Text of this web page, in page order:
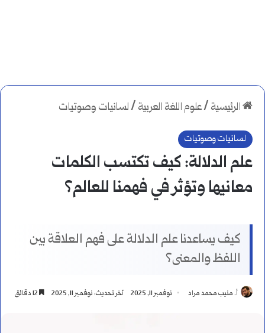
الرئيسية /علوم اللغة العربية /لسانيات وصوتيات
لسانيات وصوتيات
علم الدلالة: كيف تكتسب الكلمات
معانيها وتؤثر في فهمنا للعالم؟
كيف يساعدنا علم الدلالة على فهم العلاقة بين
اللفظ والمعنى؟
أ. منيب محمد مراد نوفمبر 11, 2025 آخر تحديث: نوفمبر 11, 2025